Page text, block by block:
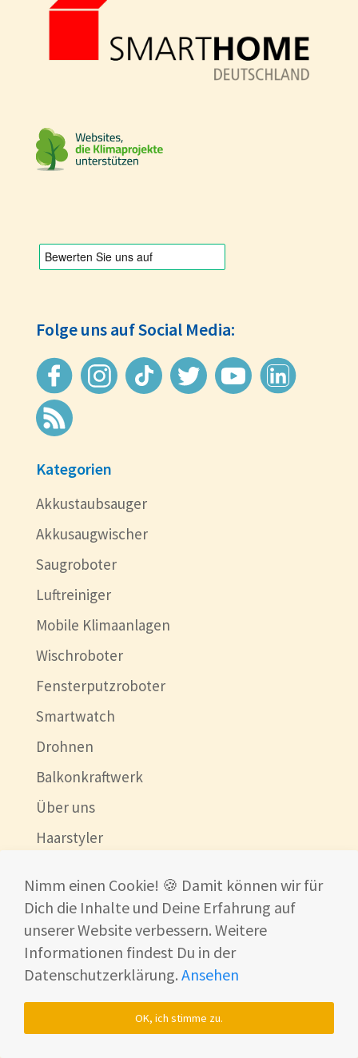
Folge uns auf Social Media:
Kategorien
Akkustaubsauger
Akkusaugwischer
Saugroboter
Luftreiniger
Mobile Klimaanlagen
Wischroboter
Fensterputzroboter
Smartwatch
Drohnen
Balkonkraftwerk
Über uns
Haarstyler
Lautsprecher
Smart Home Trends
Mähroboter
Nimm einen Cookie! 🍪 Damit können wir für
Dich die Inhalte und Deine Erfahrung auf
unserer Website verbessern. Weitere
Informationen findest Du in der
Datenschutzerklärung. Ansehen
OK, ich stimme zu.